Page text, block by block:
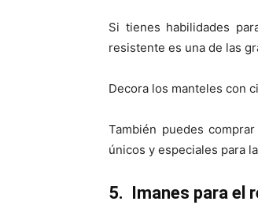
Si tienes habilidades
resistente es una de las
Decora los manteles con
También puedes
únicos y especiales para
5. Imanes para el